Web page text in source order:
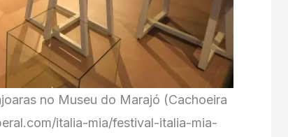
no Museu do Marajó (Cachoeira
italia-mia/festival-italia-mia-